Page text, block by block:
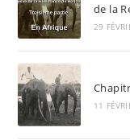
de la
29
11